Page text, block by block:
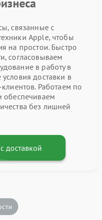
связанные с
Apple, чтобы
на простои. Быстро
согласовываем
в работу в
доставки в
Работаем по
обеспечиваем
без лишней
доставкой